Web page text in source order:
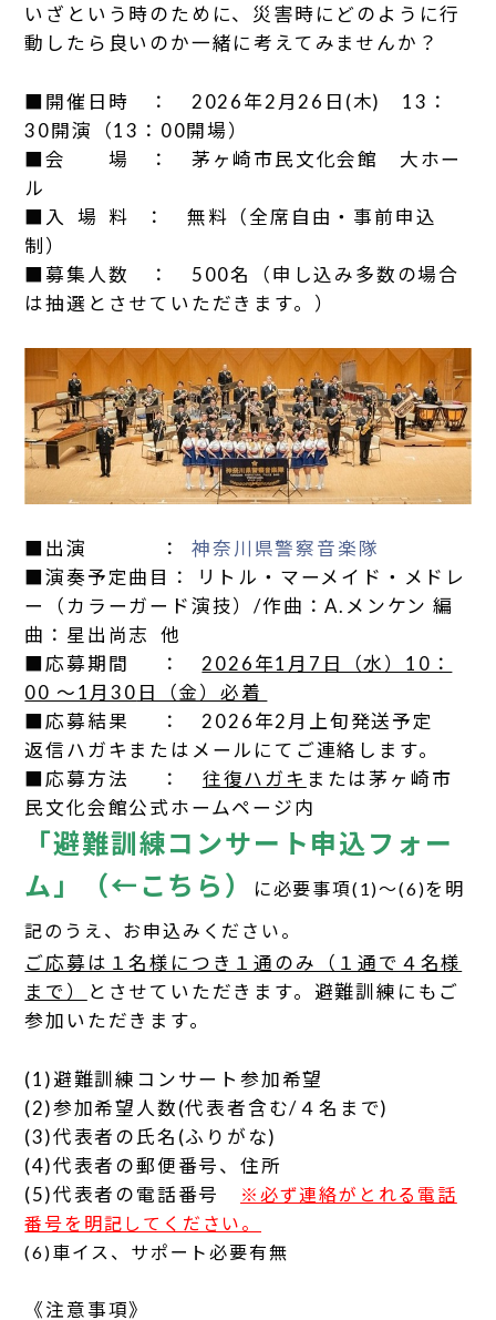
いざという時のために、災害時にどのように行
動したら良いのか一緒に考えてみませんか？
■開催日時 ： 2026年2月26日(木) 13：
30開演（13：00開場）
■会 場 ： 茅ヶ崎市民文化会館 大ホー
ル
■入 場 料 ： 無料（全席自由・事前申込
制）
■募集人数 ： 500名（申し込み多数の場合
は抽選とさせていただきます。）
■出演 ：神奈川県警察音楽隊
■演奏予定曲目： リトル・マーメイド・メドレ
ー（カラーガード演技）/作曲：A.メンケン 編
曲：星出尚志 他
■応募期間 ： 2026年1月7日（水）10：
00 ～1月30 日（金）必着
■応募結果 ： 2026年2月上旬発送予定
返信ハガキまたはメールにてご連絡します。
■応募方法 ： 往復ハガキ または茅ヶ崎市
民文化会館公式ホームページ内
「避難訓練コンサート申込フォー
ム」（←こちら）
に必要事項(1)～(6)を明
記のうえ、お申込みください。
ご応募は１名様につき１通のみ（１通で４名様
まで）
とさせていただきます。避難訓練にもご
参加いただきます。
(1)避難訓練コンサート参加希望
(2)参加希望人数(代表者含む/４名まで)
(3)代表者の氏名(ふりがな)
(4)代表者の郵便番号、住所
(5)代表者の電話番号
※必ず連絡がとれる電話
番号を明記してください。
(6)車イス、サポート必要有無
《注意事項》